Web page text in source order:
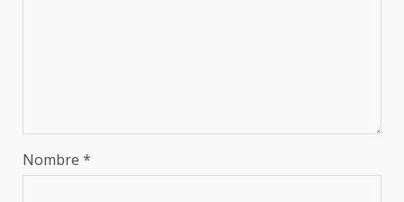
Nombre *